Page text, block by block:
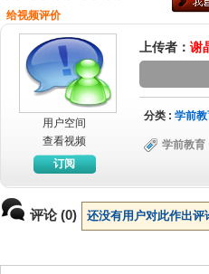
给视频评价
用户空间
查看视频
订阅
上传者： 谢
分类 : 学前
学前教育
评论 (0) 还没有用户对此作出评